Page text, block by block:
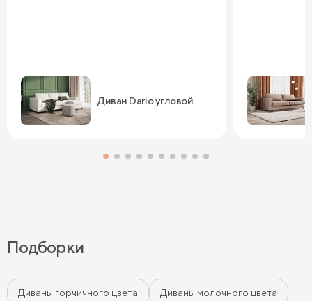
Диван Dario угловой
Подборки
Диваны горчичного цвета Диваны молочного цвета